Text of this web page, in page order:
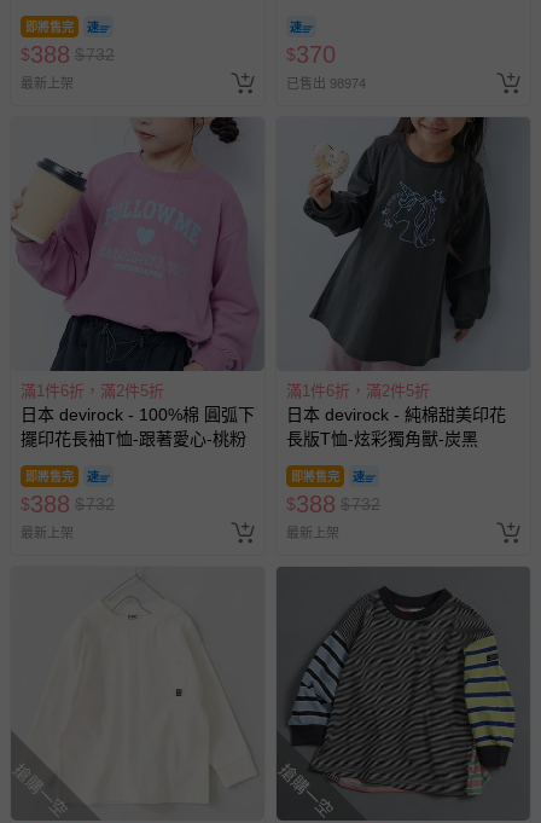
藍
即將售完
$388 $732
最新上架
$370
已售出 98974
滿1件6折，滿2件5折
日本 devirock - 100%棉 圓弧下
擺印花長袖T恤-跟著愛心-桃粉
即將售完
$388 $732
最新上架
滿1件6折，滿2件5折
日本 devirock - 純棉甜美印花
長版T恤-炫彩獨角獸-炭黑
即將售完
$388 $732
最新上架
搶購一空 搶購一空